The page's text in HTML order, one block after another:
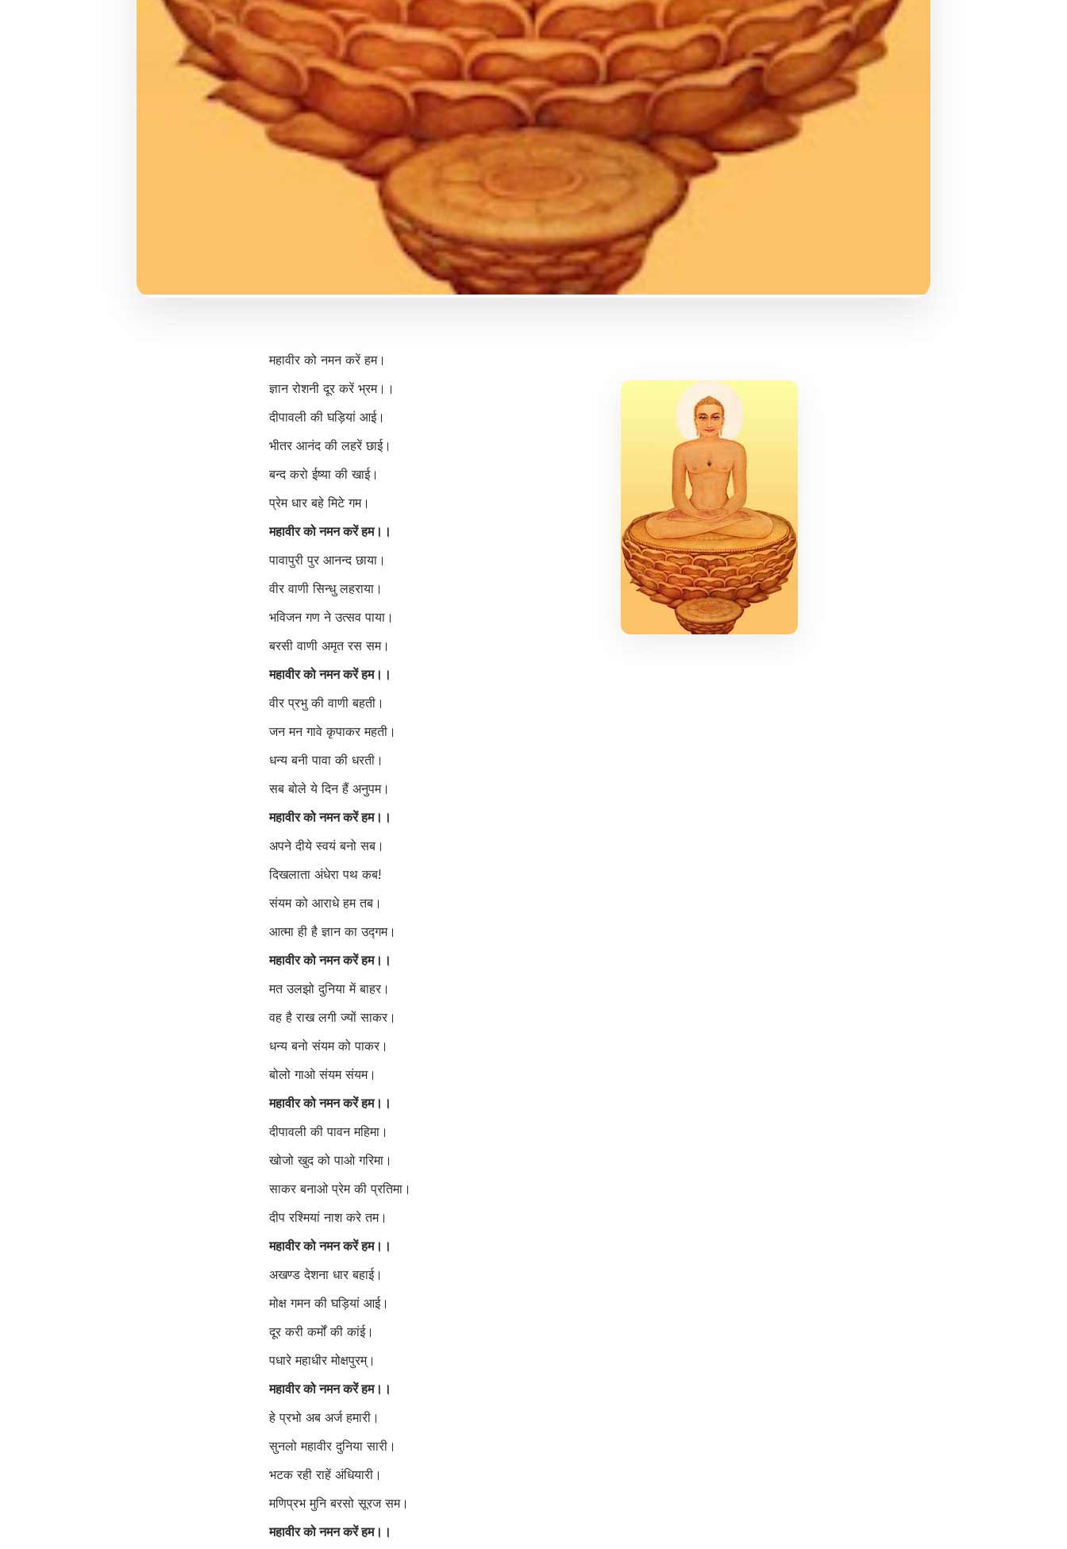
महावीर को नमन करें हम।
ज्ञान रोशनी दूर करें भ्रम।।
दीपावली की घड़ियां आई।
भीतर आनंद की लहरें छाई।
बन्द करो ईष्या की खाई।
प्रेम धार बहे मिटे गम।
महावीर को नमन करें हम।।
पावापुरी पुर आनन्द छाया।
वीर वाणी सिन्धु लहराया।
भविजन गण ने उत्सव पाया।
बरसी वाणी अमृत रस सम।
महावीर को नमन करें हम।।
वीर प्रभु की वाणी बहती।
जन मन गावे कृपाकर महती।
धन्य बनी पावा की धरती।
सब बोले ये दिन हैं अनुपम।
महावीर को नमन करें हम।।
अपने दीये स्वयं बनो सब।
दिखलाता अंधेरा पथ कब!
संयम को आराधे हम तब।
आत्मा ही है ज्ञान का उद्गम।
महावीर को नमन करें हम।।
मत उलझो दुनिया में बाहर।
वह है राख लगी ज्यों साकर।
धन्य बनो संयम को पाकर।
बोलो गाओ संयम संयम।
महावीर को नमन करें हम।।
दीपावली की पावन महिमा।
खोजो खुद को पाओ गरिमा।
साकर बनाओ प्रेम की प्रतिमा।
दीप रश्मियां नाश करे तम।
महावीर को नमन करें हम।।
अखण्ड देशना धार बहाई।
मोक्ष गमन की घड़ियां आई।
दूर करी कर्मों की कांई।
पधारे महाधीर मोक्षपुरम्।
महावीर को नमन करें हम।।
हे प्रभो अब अर्ज हमारी।
सुनलो महावीर दुनिया सारी।
भटक रही राहें अंधियारी।
मणिप्रभ मुनि बरसो सूरज सम।
महावीर को नमन करें हम।।